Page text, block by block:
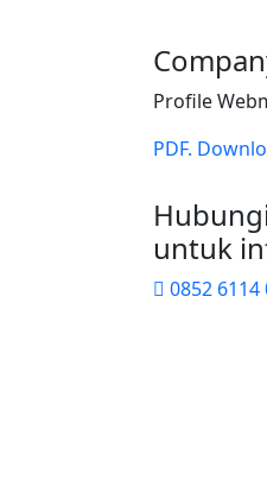
Profile
PDF.
untuk
0852 6114